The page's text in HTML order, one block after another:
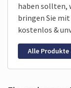
haben sollten,
bringen Sie
kostenlos &
Alle